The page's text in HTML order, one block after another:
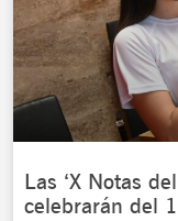
Las ‘X Notas
celebrarán del